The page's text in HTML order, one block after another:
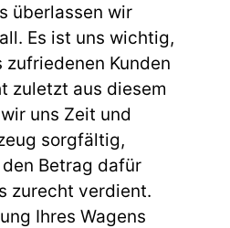
überlassen wir
Es ist uns wichtig,
zufriedenen Kunden
zuletzt aus diesem
uns Zeit und
sorgfältig,
Betrag dafür
zurecht verdient.
Ihres Wagens